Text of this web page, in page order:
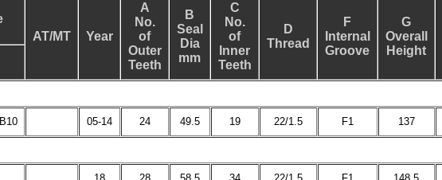
AT/MT
Year
A
No.
of
Outer
Teeth
B
Seal
Dia
mm
C
No.
of
Inner
Teeth
D
Thread
F
Internal
Groove
G
Overall
Height
05-14 24 49.5 19 22/1.5 F1 137